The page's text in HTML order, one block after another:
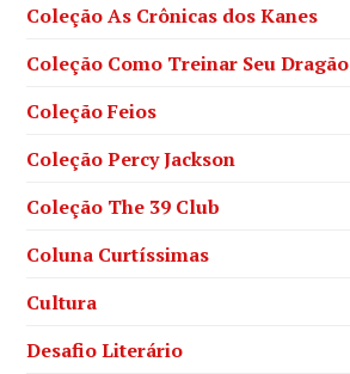
Coleção As Crônicas dos Kanes
Coleção Como Treinar Seu Dragão
Coleção Feios
Coleção Percy Jackson
Coleção The 39 Club
Coluna Curtíssimas
Cultura
Desafio Literário